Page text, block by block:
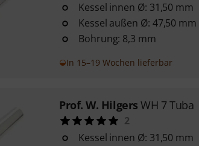
Kessel innen Ø: 31,50 mm
Kessel außen Ø: 47,50 mm
Bohrung: 8,3 mm
In 15–19 Wochen lieferbar
Prof. W. Hilgers WH 7 Tuba
2
Kessel innen Ø: 31,50 mm